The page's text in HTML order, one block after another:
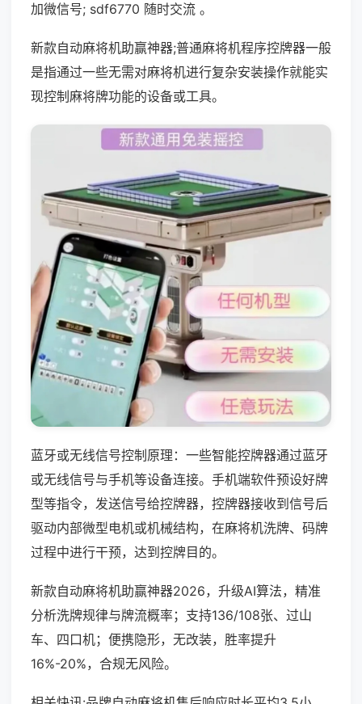
加微信号; sdf6770 随时交流 。
新款自动麻将机助赢神器;普通麻将机程序控牌器一般
是指通过一些无需对麻将机进行复杂安装操作就能实
现控制麻将牌功能的设备或工具。
蓝牙或无线信号控制原理：一些智能控牌器通过蓝牙
或无线信号与手机等设备连接。手机端软件预设好牌
型等指令，发送信号给控牌器，控牌器接收到信号后
驱动内部微型电机或机械结构，在麻将机洗牌、码牌
过程中进行干预，达到控牌目的。
新款自动麻将机助赢神器2026，升级AI算法，精准
分析洗牌规律与牌流概率；支持136/108张、过山
车、四口机；便携隐形，无改装，胜率提升
16%-20%，合规无风险。